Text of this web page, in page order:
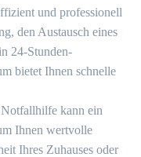
und professionell
den Austausch eines
24-Stunden-
bietet Ihnen schnelle
kann ein
Ihnen wertvolle
Ihres Zuhauses oder